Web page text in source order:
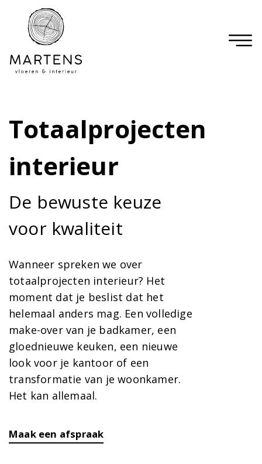
Totaalprojecten
interieur
De bewuste keuze
voor kwaliteit
Wanneer spreken we over
totaalprojecten interieur? Het
moment dat je beslist dat het
helemaal anders mag. Een volledige
make-over van je badkamer, een
gloednieuwe keuken, een nieuwe
look voor je kantoor of een
transformatie van je woonkamer.
Het kan allemaal.
Maak een afspraak